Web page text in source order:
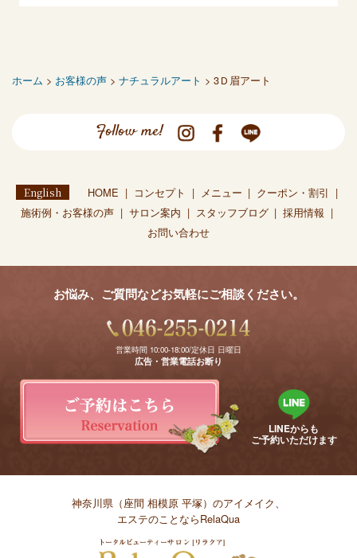
ホーム > お客様の声 > ナチュラルアート > 3Ｄ眉アート
Follow me!
English HOME コンセプト メニュー
クーポン・割引
施術例・お客様の声
サロン案内 スタッフブログ
採用情報
お問い合わせ
お悩み、ご質問などお気軽にご相談ください。
営業時間 10:00-18:00/定休日 日曜日
広告・営業電話お断り
LINEからも
ご予約いただけます
神奈川県（座間 相模原 平塚）のアイメイク、
エステのことならRelaQua